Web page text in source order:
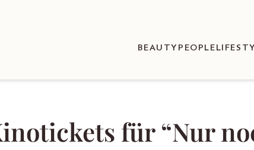
BEAUTY PEOPLE
für “Nur